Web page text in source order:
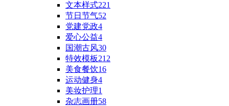
文本样式221
节日节气52
党建党政4
爱心公益4
国潮古风30
特效模板212
美食餐饮16
运动健身4
美妆护理1
杂志画册58